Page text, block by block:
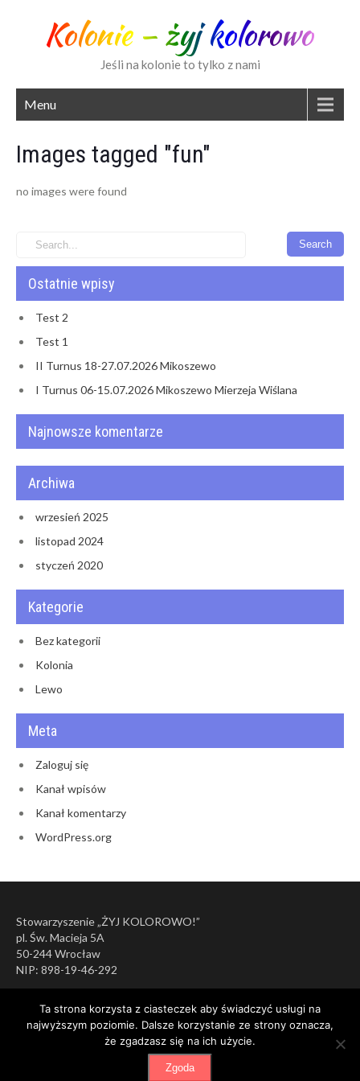
Kolonie – żyj kolorowo
Jeśli na kolonie to tylko z nami
Menu
Images tagged "fun"
no images were found
Ostatnie wpisy
Test 2
Test 1
II Turnus 18-27.07.2026 Mikoszewo
I Turnus 06-15.07.2026 Mikoszewo Mierzeja Wiślana
Najnowsze komentarze
Archiwa
wrzesień 2025
listopad 2024
styczeń 2020
Kategorie
Bez kategorii
Kolonia
Lewo
Meta
Zaloguj się
Kanał wpisów
Kanał komentarzy
WordPress.org
Stowarzyszenie „ŻYJ KOLOROWO!”
pl. Św. Macieja 5A
50-244 Wrocław
NIP: 898-19-46-292
Ta strona korzysta z ciasteczek aby świadczyć usługi na
najwyższym poziomie. Dalsze korzystanie ze strony oznacza,
że zgadzasz się na ich użycie.
Zgoda